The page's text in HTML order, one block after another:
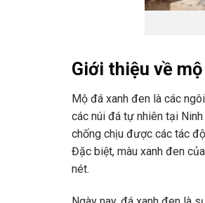
Giới thiệu về
Mộ đá xanh đen là các
các núi đá tự nhiên tại
chống chịu được các tác
Đặc biệt, màu xanh đen
nét.